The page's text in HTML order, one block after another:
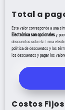
Total a
Este valor corresponde a una
Electrónica son opcionalesy
descuentos sobre la firma
política de descuentos y los
los descuentos y pagar los
Costos Fijos